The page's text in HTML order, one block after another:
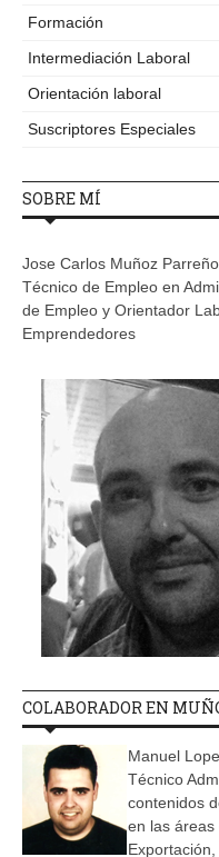
Formación
Intermediación Laboral
Orientación laboral
Suscriptores Especiales
SOBRE MÍ
Jose Carlos Muñoz Parreño
Técnico de Empleo en
de Empleo y Orientador
Emprendedores
COLABORADOR EN
Manuel
Técnico
contenidos
en las áreas